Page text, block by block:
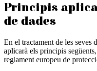
Principis
de dades
En el tractament de les seves
aplicarà els principis
reglament europeu de